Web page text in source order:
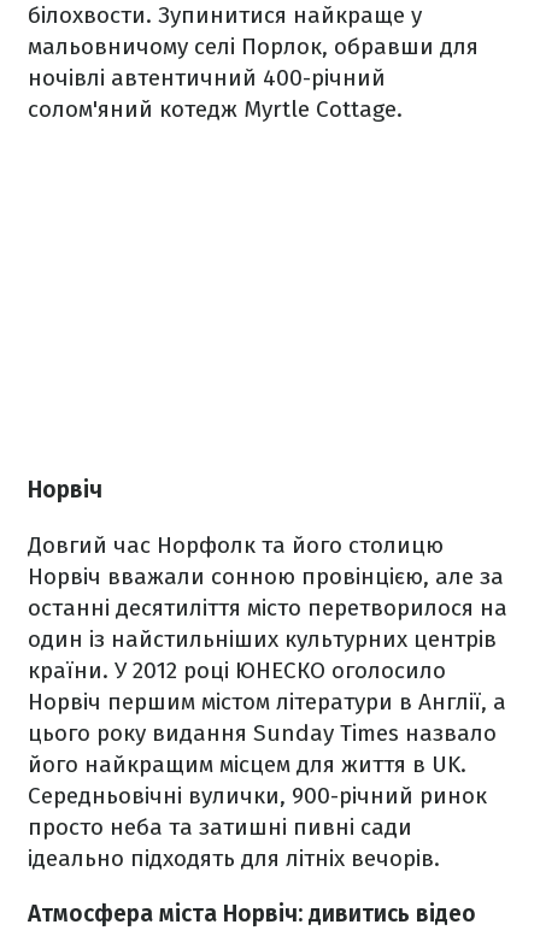
білохвости. Зупинитися найкраще у
мальовничому селі Порлок, обравши для
ночівлі автентичний 400-річний
солом'яний котедж Myrtle Cottage.
Норвіч
Довгий час Норфолк та його столицю
Норвіч вважали сонною провінцією, але за
останні десятиліття місто перетворилося на
один із найстильніших культурних центрів
країни. У 2012 році ЮНЕСКО оголосило
Норвіч першим містом літератури в Англії, а
цього року видання Sunday Times назвало
його найкращим місцем для життя в UK.
Середньовічні вулички, 900-річний ринок
просто неба та затишні пивні сади
ідеально підходять для літніх вечорів.
Атмосфера міста Норвіч: дивитись відео